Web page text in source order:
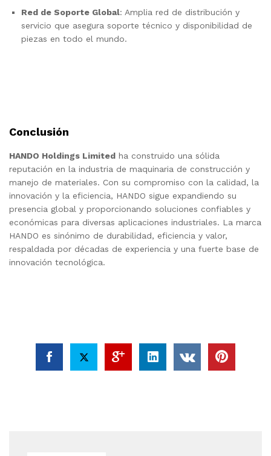
Red de Soporte Global: Amplia red de distribución y
servicio que asegura soporte técnico y disponibilidad de
piezas en todo el mundo.
Conclusión
HANDO Holdings Limited ha construido una sólida
reputación en la industria de maquinaria de construcción y
manejo de materiales. Con su compromiso con la calidad, la
innovación y la eficiencia, HANDO sigue expandiendo su
presencia global y proporcionando soluciones confiables y
económicas para diversas aplicaciones industriales. La marca
HANDO es sinónimo de durabilidad, eficiencia y valor,
respaldada por décadas de experiencia y una fuerte base de
innovación tecnológica.